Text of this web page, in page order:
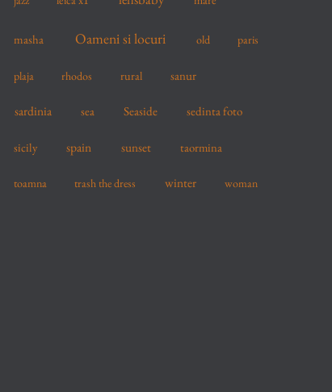
masha Oameni si locuri old paris
plaja rhodos rural sanur
sardinia sea Seaside sedinta foto
sicily spain sunset taormina
toamna trash the dress winter woman